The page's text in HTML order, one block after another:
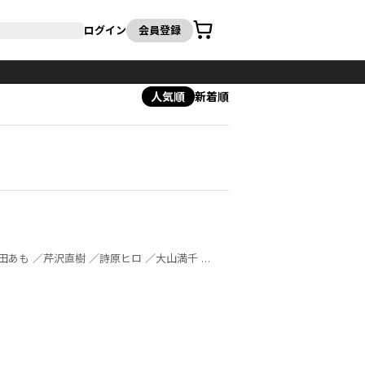
ログイン 会員登録
カート
人気順 新着順